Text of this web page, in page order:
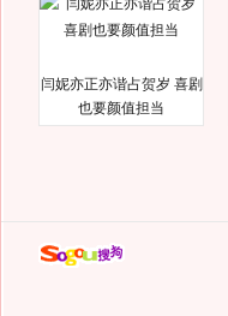
闫妮亦正亦谐占贺岁 喜剧
也要颜值担当